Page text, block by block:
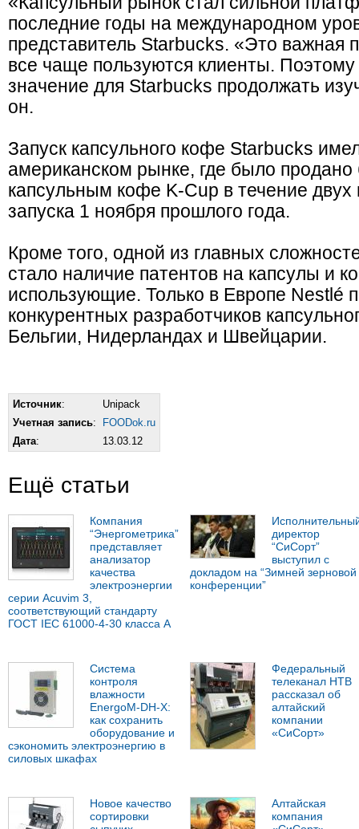
последние годы на международном
представитель Starbucks. «Это важная
все чаще пользуются клиенты.
значение для Starbucks продолжать
он.
Запуск капсульного кофе Starbucks
американском рынке, где было
капсульным кофе K-Cup в течение
запуска 1 ноября прошлого года.
Кроме того, одной из главных
стало наличие патентов на капсулы и
использующие. Только в Европе Nestlé
конкурентных разработчиков
Бельгии, Нидерландах и Швейцарии.
Источник:
Unipack
Учетная запись:
FOODok.ru
Дата: 13.03.12
Ещё статьи
Компания
“Энергометрика”
представляет
анализатор
качества
электроэнергии
серии Acuvim 3,
соответствующий стандарту
ГОСТ IEC 61000-4-30 класса А
директор
“СиСорт”
выступил с
докладом на “Зимней зерновой
конференции”
Система
контроля
влажности
EnergoM-DH-X:
как сохранить
оборудование и
сэкономить электроэнергию в
силовых шкафах
Федеральный
телеканал НТВ
рассказал об
алтайский
компании
«СиСорт»
Новое качество
сортировки
Алтайская
компания